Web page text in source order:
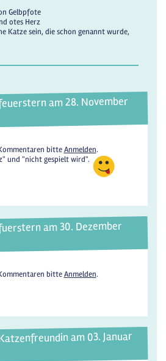
Gelbpfote
otes Herz
Katze sein, die schon genannt wurde,
am 28. November
bitteAnmelden.
und "nicht gespielt wird".
am 30. Dezember
bitteAnmelden.
am 03. Januar